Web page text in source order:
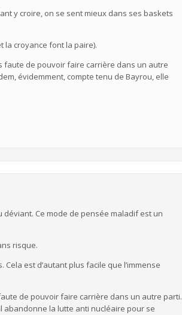
y croire, on se sent mieux dans ses baskets
la croyance font la paire).
faute de pouvoir faire carrière dans un autre
évidemment, compte tenu de Bayrou, elle
déviant. Ce mode de pensée maladif est un
risque.
est d’autant plus facile que l’immense
de pouvoir faire carrière dans un autre parti.
abandonne la lutte anti nucléaire pour se